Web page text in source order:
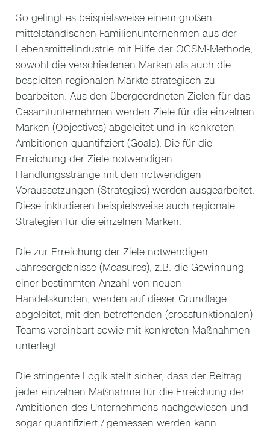
So gelingt es beispielsweise einem großen
mittelständischen Familienunternehmen aus der
Lebensmittelindustrie mit Hilfe der OGSM-Methode,
sowohl die verschiedenen Marken als auch die
bespielten regionalen Märkte strategisch zu
bearbeiten. Aus den übergeordneten Zielen für das
Gesamtunternehmen werden Ziele für die einzelnen
Marken (Objectives) abgeleitet und in konkreten
Ambitionen quantifiziert (Goals). Die für die
Erreichung der Ziele notwendigen
Handlungsstränge mit den notwendigen
Voraussetzungen (Strategies) werden ausgearbeitet.
Diese inkludieren beispielsweise auch regionale
Strategien für die einzelnen Marken.
Die zur Erreichung der Ziele notwendigen
Jahresergebnisse (Measures), z.B. die Gewinnung
einer bestimmten Anzahl von neuen
Handelskunden, werden auf dieser Grundlage
abgeleitet, mit den betreffenden (crossfunktionalen)
Teams vereinbart sowie mit konkreten Maßnahmen
unterlegt.
Die stringente Logik stellt sicher, dass der Beitrag
jeder einzelnen Maßnahme für die Erreichung der
Ambitionen des Unternehmens nachgewiesen und
sogar quantifiziert / gemessen werden kann.